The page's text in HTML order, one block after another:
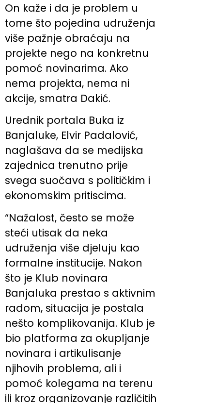
On kaže i da je problem u
tome što pojedina udruženja
više pažnje obraćaju na
projekte nego na konkretnu
pomoć novinarima. Ako
nema projekta, nema ni
akcije, smatra Dakić.
Urednik portala Buka iz
Banjaluke, Elvir Padalović,
naglašava da se medijska
zajednica trenutno prije
svega suočava s političkim i
ekonomskim pritiscima.
“Nažalost, često se može
steći utisak da neka
udruženja više djeluju kao
formalne institucije. Nakon
što je Klub novinara
Banjaluka prestao s aktivnim
radom, situacija je postala
nešto komplikovanija. Klub je
bio platforma za okupljanje
novinara i artikulisanje
njihovih problema, ali i
pomoć kolegama na terenu
ili kroz organizovanje različitih